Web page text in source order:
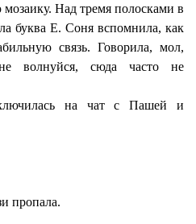
Над тремя полосками в
буква Е. Соня вспомнила, как
связь. Говорила, мол,
волнуйся, сюда часто не
на чат с Пашей и
пропала.